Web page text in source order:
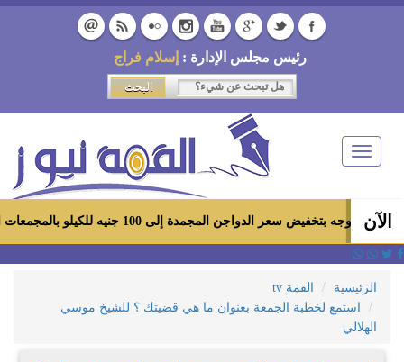
رئيس مجلس الإدارة : إسلام فراج
Toggle
navigation
الآن
سعر الدواجن المجمدة إلى 100 جنيه للكيلو بالمجمعات الاستهلاكية ومعارض «أهلاً رمضان»
الرئيسية
القمة tv
استمع لخطبة الجمعة بعنوان ما هي قضيتك ؟ للشيخ موسي
الهلالي